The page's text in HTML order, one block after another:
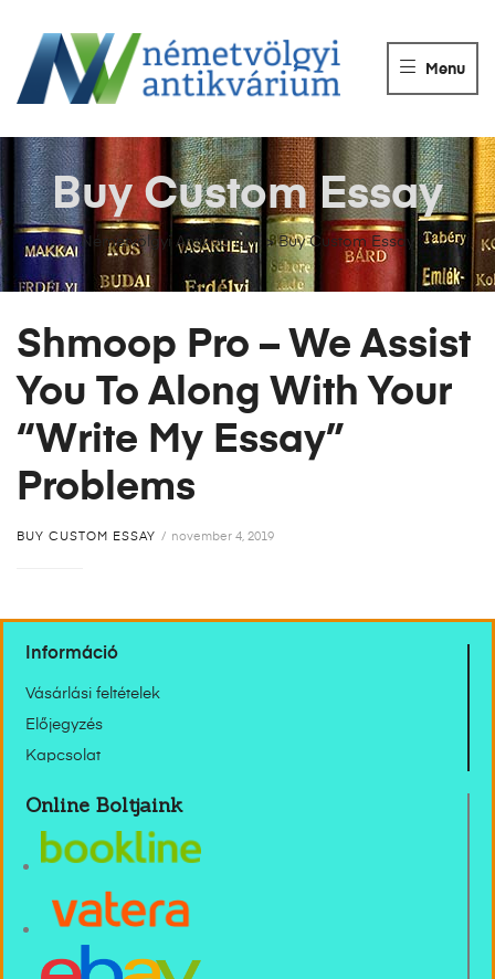
ANTIKVÁRIUM
Könyvek
eladása.
Menu
Németvölgyi Antikvárium >Buy Custom Essay
Buy Custom Essay
Shmoop Pro – We Assist
You To Along With Your
“Write My Essay”
Problems
BUY CUSTOM ESSAY november 4, 2019
Információ
Vásárlási feltételek
Előjegyzés
Kapcsolat
Online Boltjaink